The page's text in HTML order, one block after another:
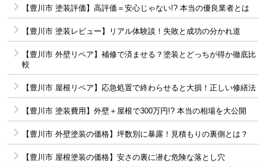
【豊川市 塗装評価】高評価＝安心じゃない!? 本当の優良業者とは
【豊川市 塗装レビュー】リアル体験談！失敗と成功の分かれ道
【豊川市 外壁リペア】補修で済ませる？塗装とどっちが得か徹底比
較
【豊川市 屋根リペア】応急処置で終わらせると大損！正しい修繕法
【豊川市 塗装費用】外壁＋屋根で300万円!? 本当の相場を大公開
【豊川市 外壁塗装の価格】坪数別に暴露！見積もりの裏側とは？
【豊川市 屋根塗装の価格】安さの裏に潜む危険な落とし穴